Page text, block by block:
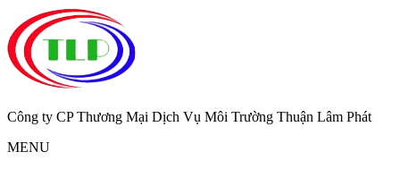
Công ty CP Thương Mại Dịch Vụ Môi Trường Thuận Lâm Phát
MENU